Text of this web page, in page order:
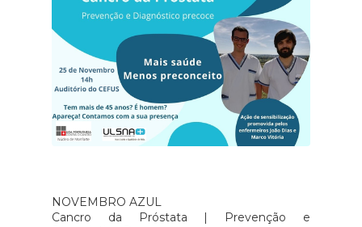
NOVEMBRO AZUL
Cancro da Próstata | Prevenção e